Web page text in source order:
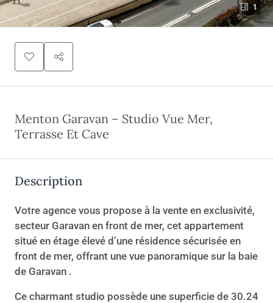
1
Menton Garavan – Studio Vue Mer,
Terrasse Et Cave
Description
Votre agence vous propose à la vente en exclusivité,
secteur Garavan en front de mer, cet appartement
situé en étage élevé d’une résidence sécurisée en
front de mer, offrant une vue panoramique sur la baie
de Garavan .
Ce charmant studio possède une superficie de 30.24